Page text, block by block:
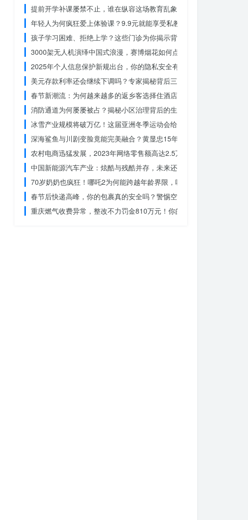
提前开学补课屡禁不止，谁在纵容这场教育乱象？
年轻人为何疯狂爱上体验课？9.9元就能享受私教课的秘密
孩子学习困难、拒绝上学？这些门诊为你揭示背后的真相
3000架无人机演绎中国式浪漫，赛博烟花如何点亮夜空？
2025年个人信息保护新规出台，你的隐私安全有保障了吗？
美元存款利率还会继续下调吗？专家揭秘背后三大原因
春节新潮流：为何越来越多的返乡客选择住酒店而不是家里？
消防通道为何屡屡被占？揭秘小区治理背后的生命线危机
冰雪产业规模将破万亿！这届亚洲冬季运动会给浙江企业带来哪些商
深海鲨鱼与川剧变脸竟能完美融合？黄显忠15年水下默剧惊艳全场
农村电商迅猛发展，2023年网络零售额高达2.5万亿！你还在等什么？
中国新能源汽车产业：炫酷与残酷并存，未来还能走多远？
70岁奶奶也疯狂！哪吒2为何能跨越年龄界限，吸引全民观影？
春节后快递高峰，你的包裹真的安全吗？警惕空包诈骗
重庆燃气收费异常，整改不力罚金810万元！你的权益被侵犯了吗？